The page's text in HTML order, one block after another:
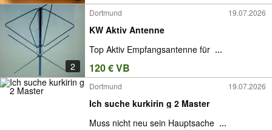
2
Dortmund 19.07.2026
KW Aktiv Antenne
Top Aktiv Empfangsantenne für ...
120 € VB
Dortmund 19.07.2026
Ich suche kurkirin g 2 Master
Muss nicht neu sein Hauptsache ...